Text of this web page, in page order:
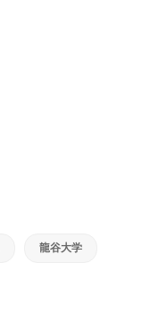
龍谷大学